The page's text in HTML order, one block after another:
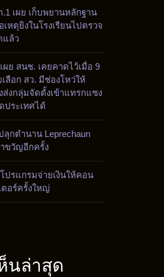
เผย เก็บพยานหลักฐาน
เหตุยิงในโรงเรียนไปตรวจ
แล้ว
ผย สนช. เคยคาดไว้เมื่อ 9
ลือก สว. มีช่องโหว่ให้
ส่งกลุ่มจัดตั้งเข้าแทรกแซง
ประเทศได้
ลุกตำนาน Leprechaun
ขวัญอีกครั้ง
ปรแกรมจ่ายเงินให้คอน
ตอร์ครั้งใหญ่
นล่าสุด